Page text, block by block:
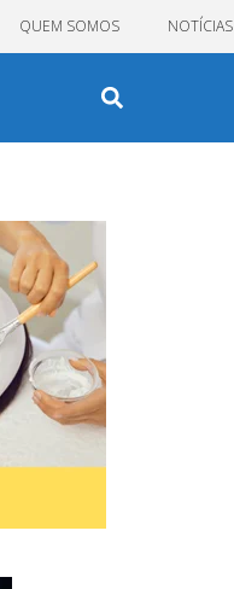
QUEM SOMOS NOTÍCIAS